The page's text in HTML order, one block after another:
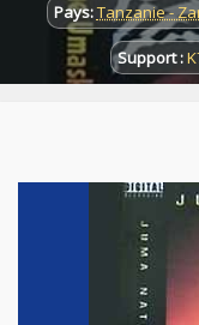
Pays:Tanzanie -
Support :